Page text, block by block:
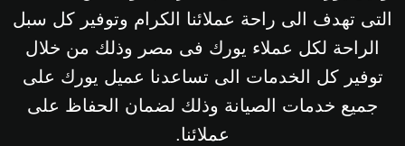
التى تهدف الى راحة عملائنا الكرام وتوفير كل سبل
الراحة لكل عملاء يورك فى مصر وذلك من خلال
توفير كل الخدمات الى تساعدنا عميل يورك على
جميع خدمات الصيانة وذلك لضمان الحفاظ على
عملائنا.